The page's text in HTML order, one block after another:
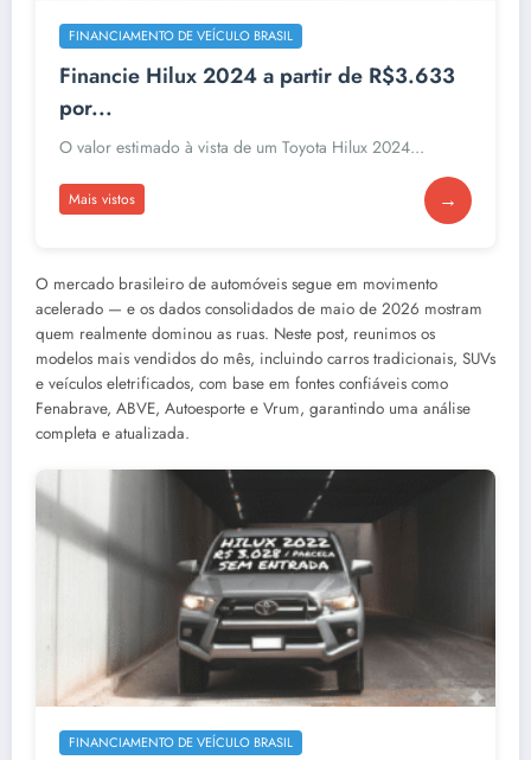
FINANCIAMENTO DE VEÍCULO BRASIL
Financie Hilux 2024 a partir de R$3.633
por...
O valor estimado à vista de um Toyota Hilux 2024...
Mais vistos →
O mercado brasileiro de automóveis segue em movimento
acelerado — e os dados consolidados de maio de 2026 mostram
quem realmente dominou as ruas. Neste post, reunimos os
modelos mais vendidos do mês, incluindo carros tradicionais, SUVs
e veículos eletrificados, com base em fontes confiáveis como
Fenabrave, ABVE, Autoesporte e Vrum, garantindo uma análise
completa e atualizada.
FINANCIAMENTO DE VEÍCULO BRASIL